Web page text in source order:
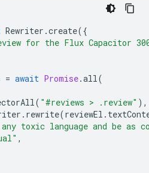
Rewriter .create({
for the Flux Capacitor
= await Promise.all(
( "#reviews > .review" ),
. rewrite(reviewEl .
toxic language and be as
,